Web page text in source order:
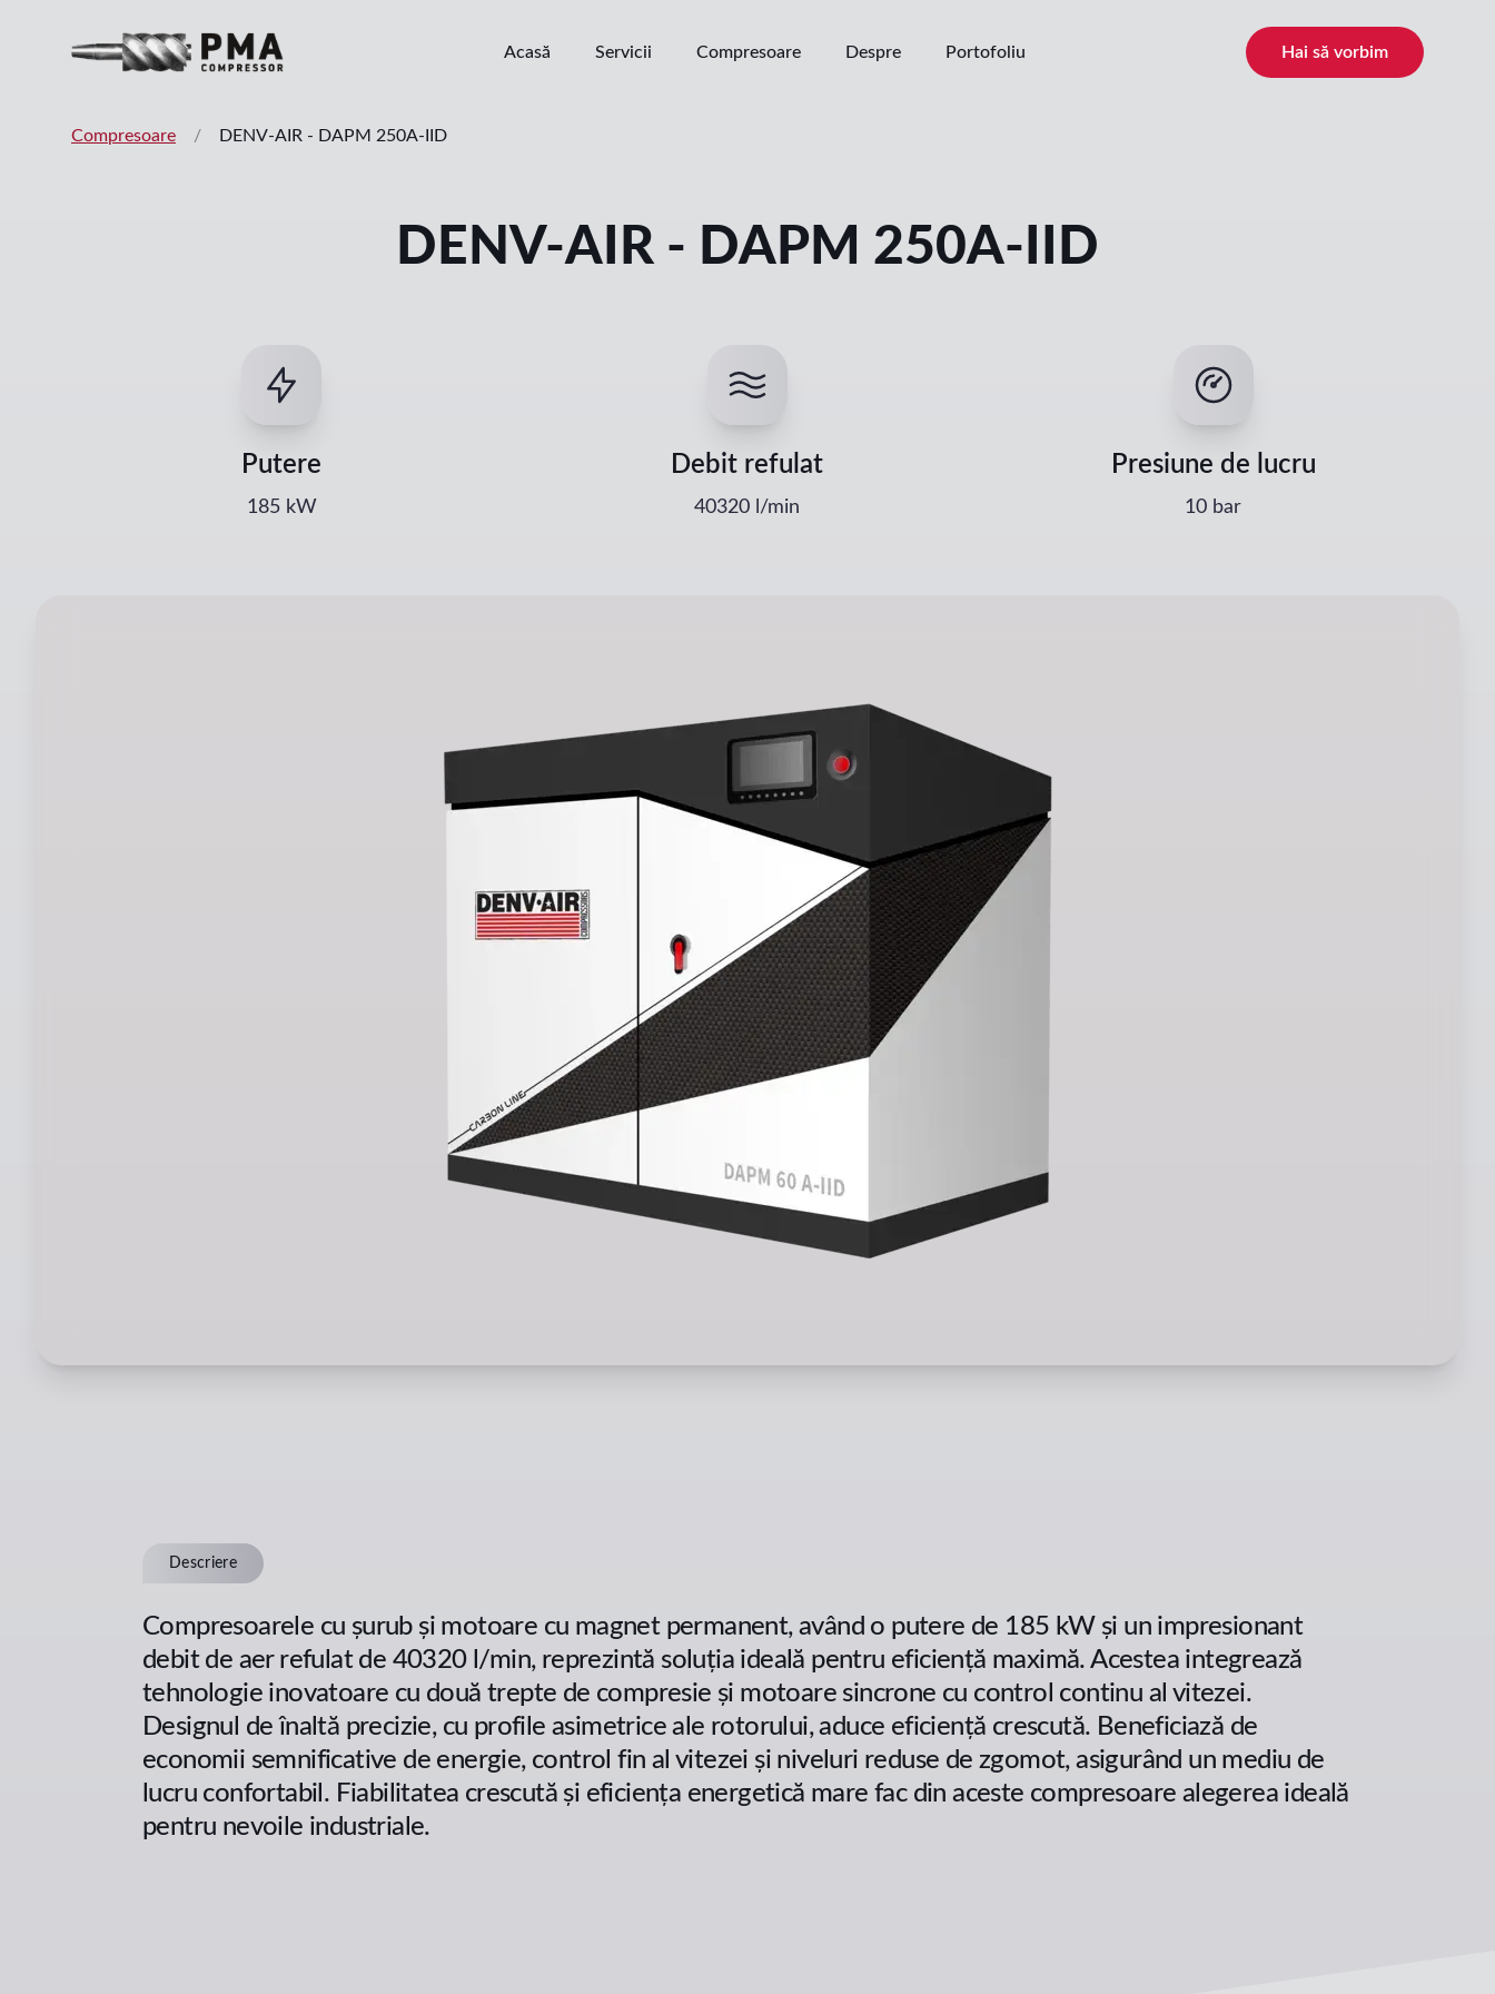
Acasă Servicii Compresoare Despre Portofoliu Hai să vorbim
Compresoare / DENV-AIR - DAPM 250A-IID
DENV-AIR - DAPM 250A-IID
Putere
185 kW
Debit refulat
40320 l/min
Presiune de lucru
10 bar
Descriere
Compresoarele cu șurub și motoare cu magnet permanent, având o putere de 185 kW și un impresionant
debit de aer refulat de 40320 l/min, reprezintă soluția ideală pentru eficiență maximă. Acestea integrează
tehnologie inovatoare cu două trepte de compresie și motoare sincrone cu control continu al vitezei.
Designul de înaltă precizie, cu profile asimetrice ale rotorului, aduce eficiență crescută. Beneficiază de
economii semnificative de energie, control fin al vitezei și niveluri reduse de zgomot, asigurând un mediu de
lucru confortabil. Fiabilitatea crescută și eficiența energetică mare fac din aceste compresoare alegerea ideală
pentru nevoile industriale.